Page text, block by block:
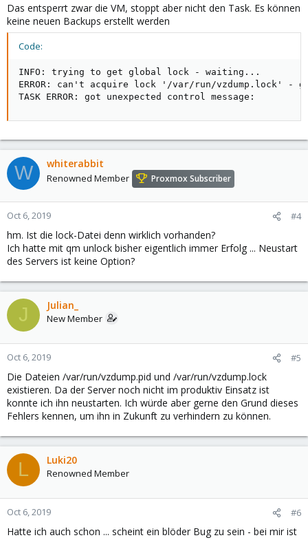
Das entsperrt zwar die VM, stoppt aber nicht den Task. Es können
keine neuen Backups erstellt werden
Code:
INFO: trying to get global lock - waiting...
ERROR: can't acquire lock '/var/run/vzdump.lock' -
TASK ERROR: got unexpected control message:
W whiterabbit
Renowned Member Proxmox Subscriber
Oct 6, 2019 #4
hm. Ist die lock-Datei denn wirklich vorhanden?
Ich hatte mit qm unlock bisher eigentlich immer Erfolg ... Neustart
des Servers ist keine Option?
J Julian_
New Member
Oct 6, 2019 #5
Die Dateien /var/run/vzdump.pid und /var/run/vzdump.lock
existieren. Da der Server noch nicht im produktiv Einsatz ist
konnte ich ihn neustarten. Ich würde aber gerne den Grund dieses
Fehlers kennen, um ihn in Zukunft zu verhindern zu können.
L Luki20
Renowned Member
Oct 6, 2019 #6
Hatte ich auch schon ... scheint ein blöder Bug zu sein - bei mir ist